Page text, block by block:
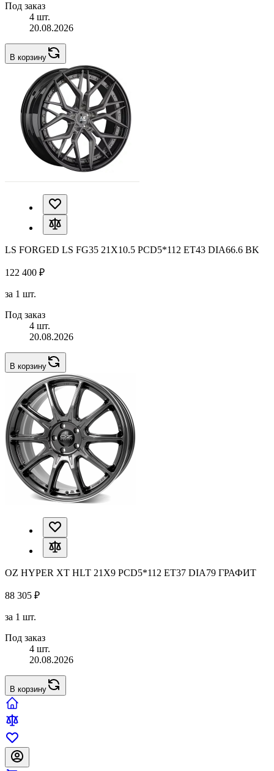
Под заказ
4 шт.
20.08.2026
В корзину
LS FORGED LS FG35 21X10.5 PCD5*112 ET43 DIA66.6 BK
122 400 ₽
за 1 шт.
Под заказ
4 шт.
20.08.2026
В корзину
OZ HYPER XT HLT 21X9 PCD5*112 ET37 DIA79 ГРАФИТ
88 305 ₽
за 1 шт.
Под заказ
4 шт.
20.08.2026
В корзину